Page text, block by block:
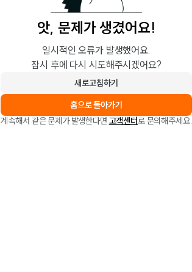
앗, 문제가 생겼어요!
일시적인 오류가 발생했어요.
잠시 후에 다시 시도해주시겠어요?
새로고침하기
홈으로 돌아가기
계속해서 같은 문제가 발생한다면 고객센터로 문의해주세요.